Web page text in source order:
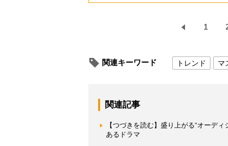
1
関連キーワード トレンド マ
関連記事
【つづきを読む】盛り上がる“オーデ
あるドラマ